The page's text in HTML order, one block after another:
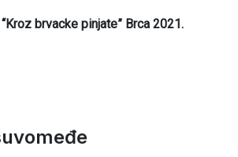
brvacke pinjate” Brca 2021.